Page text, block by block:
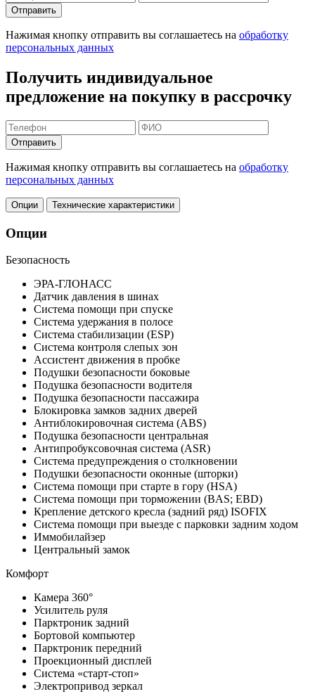
Отправить
Нажимая кнопку отправить вы соглашаетесь на обработку
персональных данных
Получить индивидуальное
предложение на покупку в рассрочку
Отправить
Нажимая кнопку отправить вы соглашаетесь на обработку
персональных данных
Опции Технические характеристики
Опции
Безопасность
ЭРА-ГЛОНАСС
Датчик давления в шинах
Система помощи при спуске
Система удержания в полосе
Система стабилизации (ESP)
Система контроля слепых зон
Ассистент движения в пробке
Подушки безопасности боковые
Подушка безопасности водителя
Подушка безопасности пассажира
Блокировка замков задних дверей
Антиблокировочная система (ABS)
Подушка безопасности центральная
Антипробуксовочная система (ASR)
Система предупреждения о столкновении
Подушки безопасности оконные (шторки)
Система помощи при старте в гору (HSA)
Система помощи при торможении (BAS; EBD)
Крепление детского кресла (задний ряд) ISOFIX
Система помощи при выезде с парковки задним ходом
Иммобилайзер
Центральный замок
Комфорт
Камера 360°
Усилитель руля
Парктроник задний
Бортовой компьютер
Парктроник передний
Проекционный дисплей
Система «старт-стоп»
Электропривод зеркал